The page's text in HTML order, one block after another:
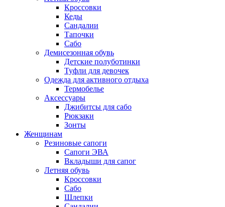
Кроссовки
Кеды
Сандалии
Тапочки
Сабо
Демисезонная обувь
Детские полуботинки
Туфли для девочек
Одежда для активного отдыха
Термобелье
Аксессуары
Джибитсы для сабо
Рюкзаки
Зонты
Женщинам
Резиновые сапоги
Cапоги ЭВА
Вкладыши для сапог
Летняя обувь
Кроссовки
Сабо
Шлепки